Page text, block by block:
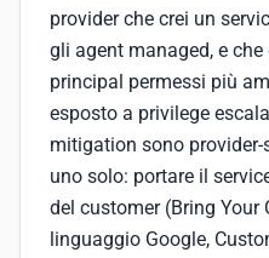
provider che crei un
gli agent managed, e
principal permessi più
esposto a privilege
mitigation sono
uno solo: portare il
del customer (Bring Your
linguaggio Google,